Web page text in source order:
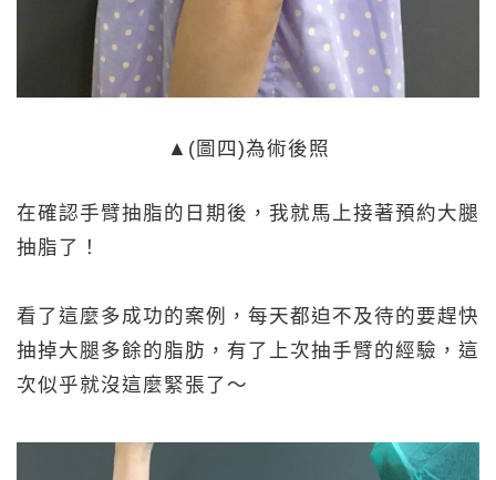
▲(圖四)為術後照
在確認手臂抽脂的日期後，我就馬上接著預約大腿
抽脂了！
看了這麼多成功的案例，每天都迫不及待的要趕快
抽掉大腿多餘的脂肪，有了上次抽手臂的經驗，這
次似乎就沒這麼緊張了～